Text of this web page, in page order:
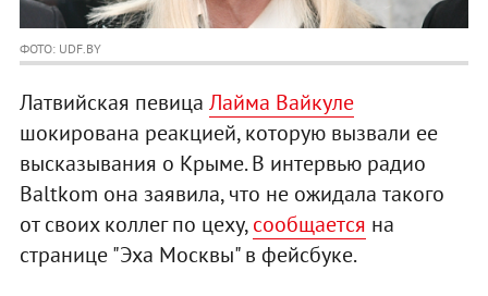
ФОТО: UDF.BY
Латвийская певица Лайма Вайкуле
шокирована реакцией, которую вызвали ее
высказывания о Крыме. В интервью радио
Baltkom она заявила, что не ожидала такого
от своих коллег по цеху,сообщается на
странице "Эха Москвы" в фейсбуке.